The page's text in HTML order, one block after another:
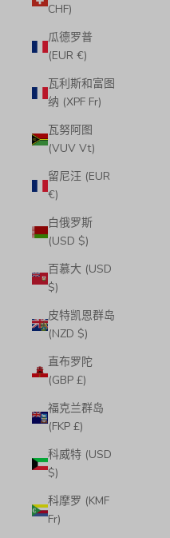
CHF)
瓜德罗普
(EUR €)
瓦利斯和富图
纳 (XPF Fr)
瓦努阿图
(VUV Vt)
留尼汪 (EUR
€)
白俄罗斯
(USD $)
百慕大 (USD
$)
皮特凯恩群岛
(NZD $)
直布罗陀
(GBP £)
福克兰群岛
(FKP £)
科威特 (USD
$)
科摩罗 (KMF
Fr)